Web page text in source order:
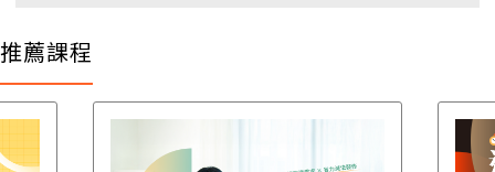
推薦課程